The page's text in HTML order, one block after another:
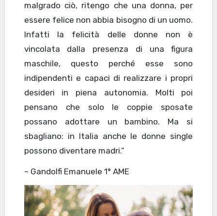
malgrado ciò, ritengo che una donna, per
essere felice non abbia bisogno di un uomo.
Infatti la felicità delle donne non è
vincolata dalla presenza di una figura
maschile, questo perché esse sono
indipendenti e capaci di realizzare i propri
desideri in piena autonomia. Molti poi
pensano che solo le coppie sposate
possano adottare un bambino. Ma si
sbagliano: in Italia anche le donne single
possono diventare madri.”
– Gandolfi Emanuele 1° AME